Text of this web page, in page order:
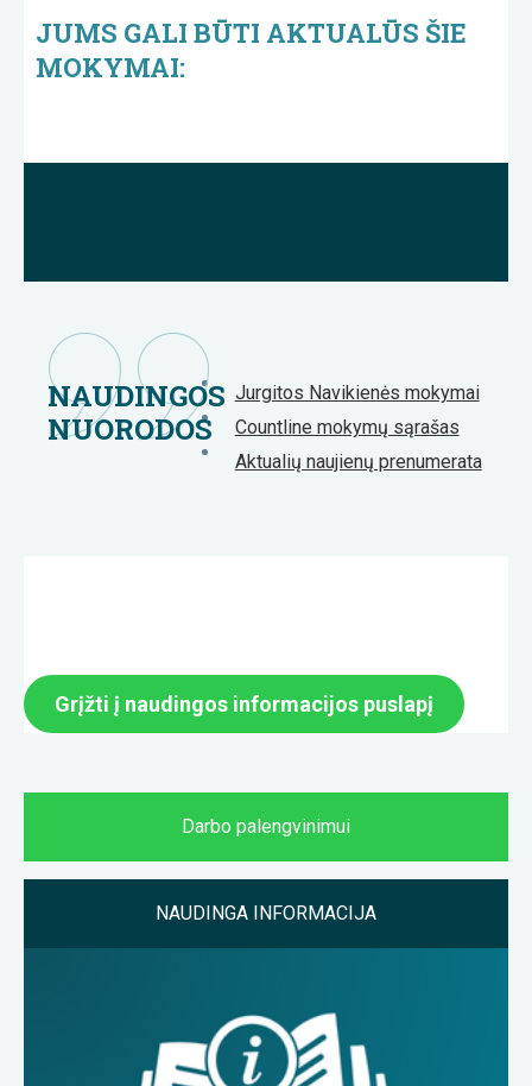
JUMS GALI BŪTI AKTUALŪS ŠIE
MOKYMAI:
NAUDINGOS
NUORODOS
Jurgitos Navikienės mokymai
Countline mokymų sąrašas
Aktualių naujienų prenumerata
Grįžti į naudingos informacijos puslapį
Darbo palengvinimui
NAUDINGA INFORMACIJA